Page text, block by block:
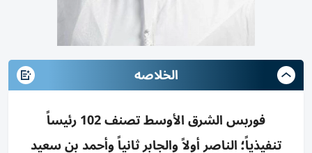
الخلاصه
فوربس الشرق الأوسط تصنف 102 رئيساً
تنفيذياً؛ الناصر أولاً والجابر ثانياً وأحمد بن سعيد